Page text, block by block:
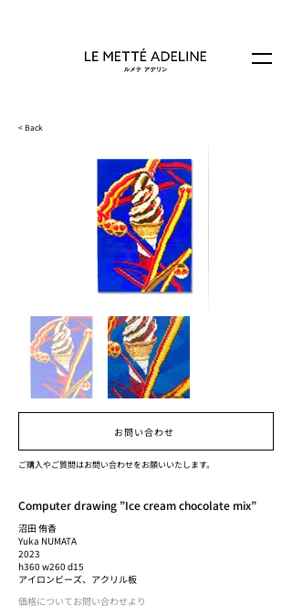
< Back
お問い合わせ
ご購入やご質問はお問い合わせをお願いいたします。
Computer drawing ”Ice cream chocolate mix”
沼田 侑香
Yuka NUMATA
2023
h360 w260 d15
アイロンビーズ、アクリル板
価格についてお問い合わせより